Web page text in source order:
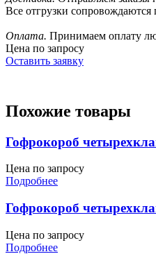
Все отгрузки
Оплата. Принимаем оплату
Цена по запросу
Оставить заявку
Похожие товары
Гофрокороб
Цена по запросу
Подробнее
Гофрокороб
Цена по запросу
Подробнее